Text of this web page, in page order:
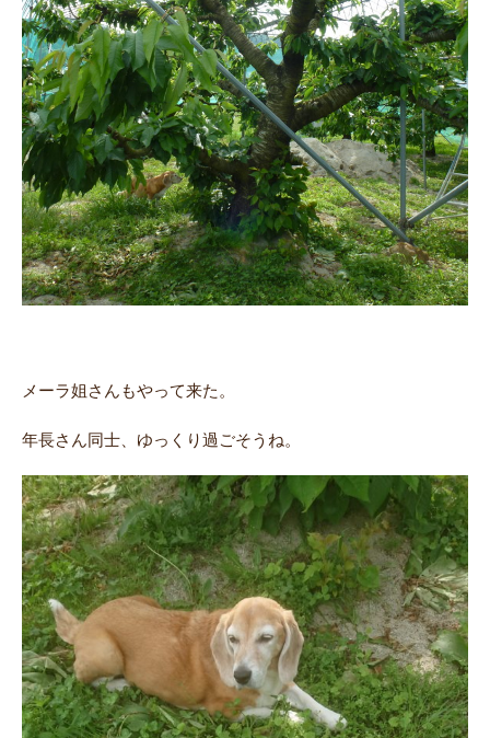
メーラ姐さんもやって来た。
年長さん同士、ゆっくり過ごそうね。